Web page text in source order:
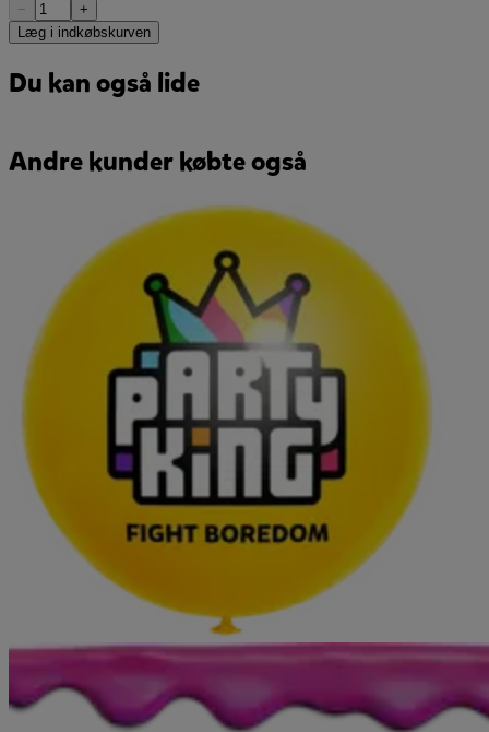
−
+
Læg i indkøbskurven
Du kan også lide
Andre kunder købte også